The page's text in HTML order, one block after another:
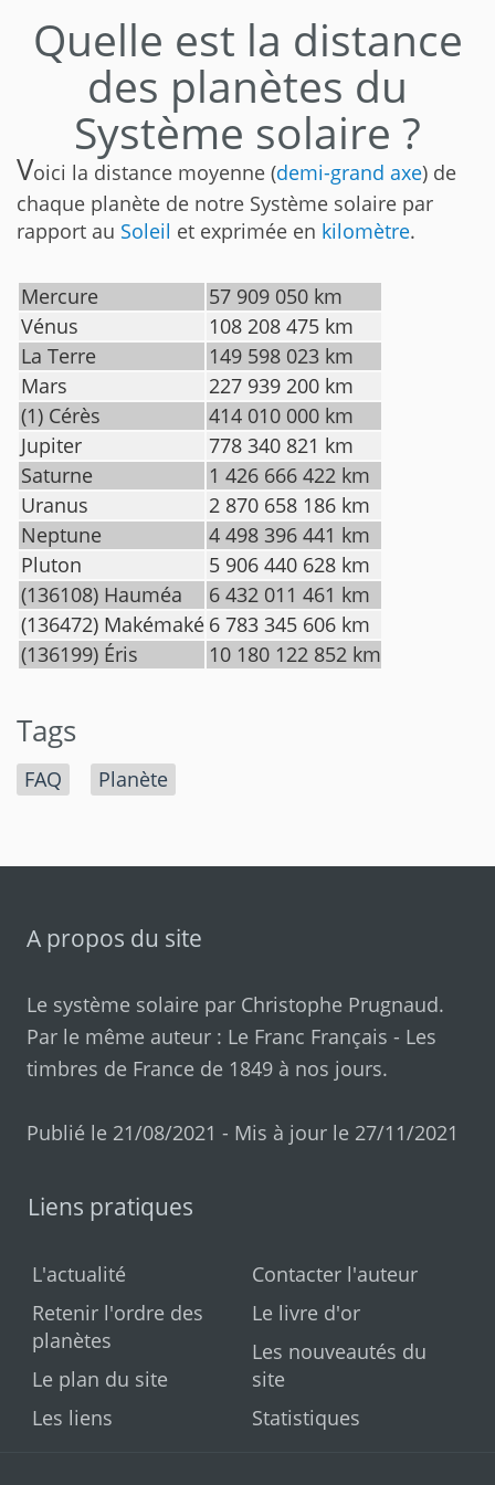
Quelle est la distance
des planètes du
Système solaire ?
Voici la distance moyenne (demi-grand axe) de
chaque planète de notre Système solaire par
rapport au Soleil et exprimée en kilomètre.
Mercure
57 909 050 km
Vénus
108 208 475 km
La Terre
149 598 023 km
Mars
227 939 200 km
(1) Cérès
414 010 000 km
Jupiter
778 340 821 km
Saturne
1 426 666 422 km
Uranus
2 870 658 186 km
Neptune
4 498 396 441 km
Pluton
5 906 440 628 km
(136108) Hauméa
6 432 011 461 km
(136472) Makémaké 6 783 345 606 km
(136199) Éris
10 180 122 852 km
Tags
FAQ Planète
A propos du site
Le système solaire par Christophe Prugnaud.
Par le même auteur : Le Franc Français - Les
timbres de France de 1849 à nos jours.
Publié le 21/08/2021 - Mis à jour le 27/11/2021
Liens pratiques
L'actualité
Retenir l'ordre des
planètes
Le plan du site
Les liens
Contacter l'auteur
Le livre d'or
Les nouveautés du
site
Statistiques